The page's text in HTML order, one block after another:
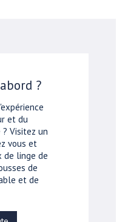
?
et du
Visitez un
vous et
de linge de
de
et de